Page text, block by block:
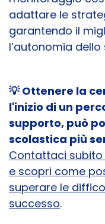
adattare le
garantendo il
l’autonomia
💡 Ottenere la
l'inizio di un
supporto, può
scolastica più
Contattaci
e scopri come
superare le
successo.